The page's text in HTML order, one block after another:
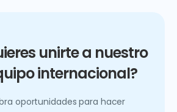
unirte a nuestro
internacional?
oportunidades para hacer